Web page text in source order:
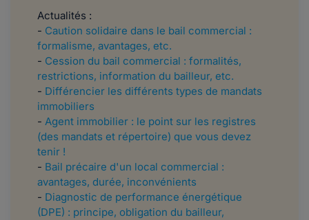
Actualités :
- Caution solidaire dans le bail commercial :
formalisme, avantages, etc.
- Cession du bail commercial : formalités,
restrictions, information du bailleur, etc.
- Différencier les différents types de mandats
immobiliers
- Agent immobilier : le point sur les registres
(des mandats et répertoire) que vous devez
tenir !
- Bail précaire d'un local commercial :
avantages, durée, inconvénients
- Diagnostic de performance énergétique
(DPE) : principe, obligation du bailleur,